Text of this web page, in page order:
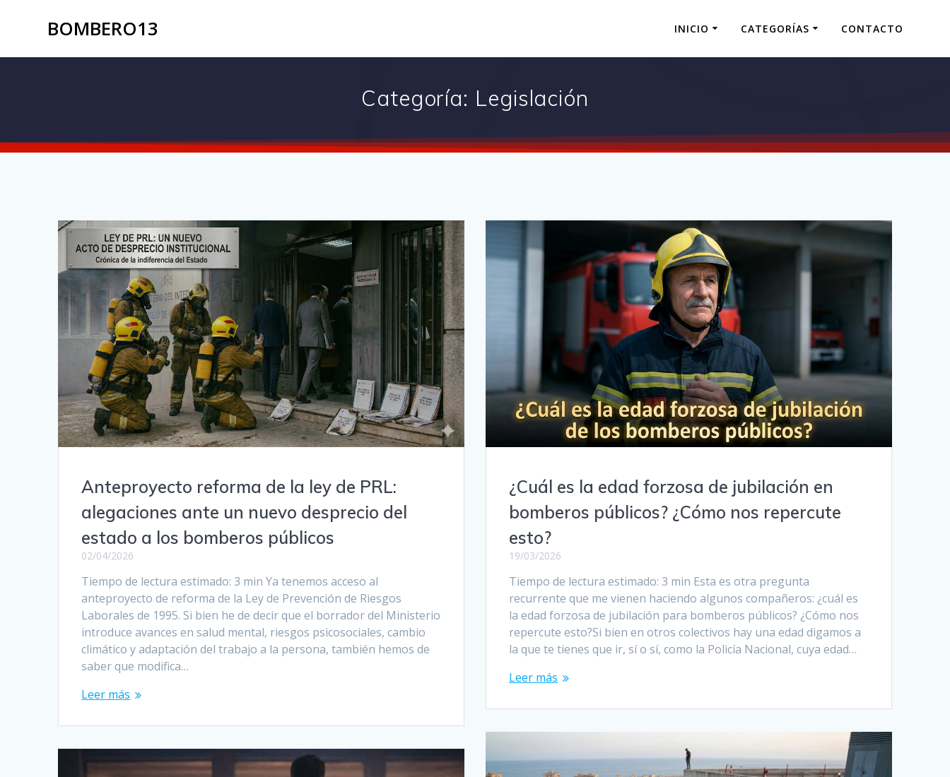
BOMBERO13 INICIO CATEGORÍAS CONTACTO
Categoría: Legislación
Anteproyecto reforma de la ley de PRL:
alegaciones ante un nuevo desprecio del
estado a los bomberos públicos
02/04/2026
Tiempo de lectura estimado: 3 min Ya tenemos acceso al
anteproyecto de reforma de la Ley de Prevención de Riesgos
Laborales de 1995. Si bien he de decir que el borrador del Ministerio
introduce avances en salud mental, riesgos psicosociales, cambio
climático y adaptación del trabajo a la persona, también hemos de
saber que modifica…
Leer más
¿Cuál es la edad forzosa de jubilación en
bomberos públicos? ¿Cómo nos repercute
esto?
19/03/2026
Tiempo de lectura estimado: 3 min Esta es otra pregunta
recurrente que me vienen haciendo algunos compañeros: ¿cuál es
la edad forzosa de jubilación para bomberos públicos? ¿Cómo nos
repercute esto?Si bien en otros colectivos hay una edad digamos a
la que te tienes que ir, sí o sí, como la Policía Nacional, cuya edad…
Leer más